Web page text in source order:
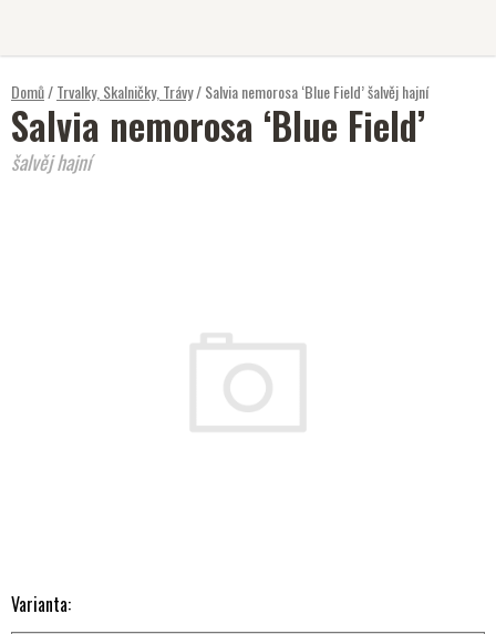
Domů/Trvalky, Skalničky, Trávy/Salvia nemorosa ‘Blue Field’šalvěj hajní
Varianta:
Salvia nemorosa ‘Blue Field’
šalvěj hajní